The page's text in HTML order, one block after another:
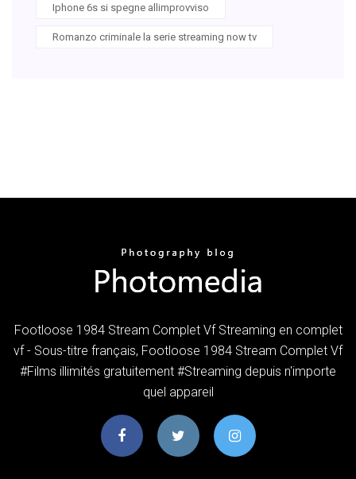
Iphone 6s si spegne allimprovviso
Romanzo criminale la serie streaming now tv
Footloose 1984 Stream Complet Vf Streaming en complet
vf - Sous-titre français, Footloose 1984 Stream Complet Vf
#Films illimités gratuitement #Streaming depuis n'importe
quel appareil